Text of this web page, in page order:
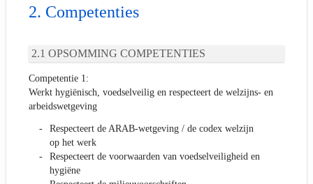
Competenties
OPSOMMING COMPETENTIES
Competentie 1:
Werkt hygiënisch, voedselveilig en respecteert de welzijns- en
arbeidswetgeving
Respecteert de ARAB-wetgeving / de codex welzijn
op het werk
Respecteert de voorwaarden van voedselveiligheid en
hygiëne